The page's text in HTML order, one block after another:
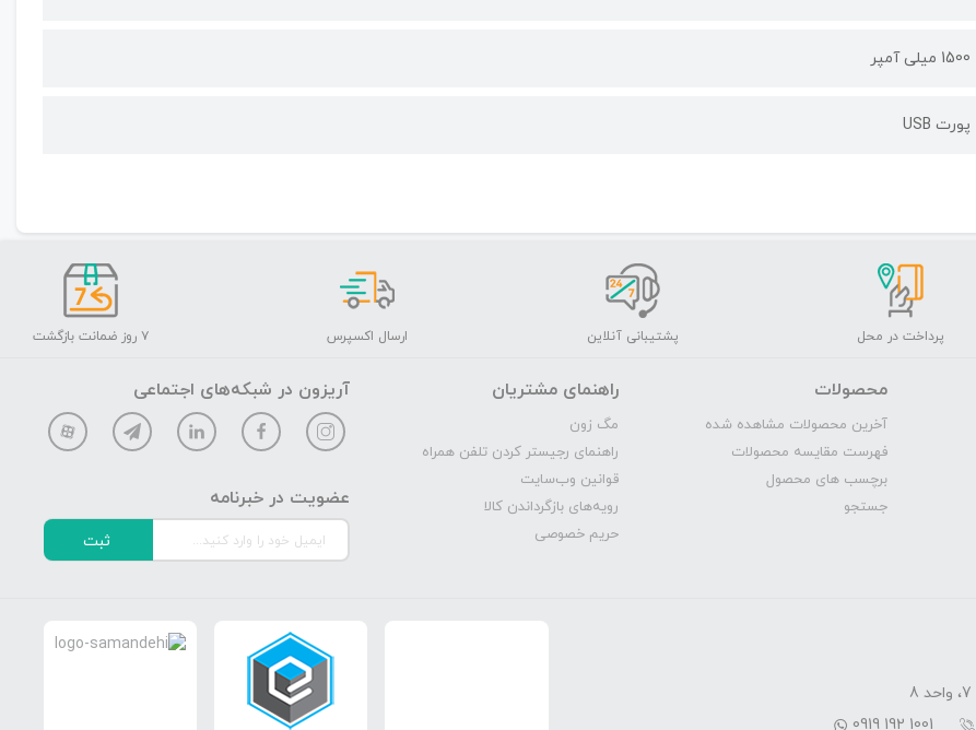
1500 میلی آمپر
پورت USB
پرداخت در محل پشتیبانی آنلاین ارسال اکسپرس ۷ روز ضمانت بازگشت
محصولات
آخرین محصولات مشاهده شده
فهرست مقایسه محصولات
برچسب های محصول
جستجو
راهنمای مشتریان
مگ‌ زون
راهنمای رجیستر کردن تلفن همراه
قوانین وب‌سایت
رویه‌‌های بازگرداندن کالا
حریم خصوصی
آریزون در شبکه‌های اجتماعی
عضویت در خبرنامه
ثبت
0919 192 1001